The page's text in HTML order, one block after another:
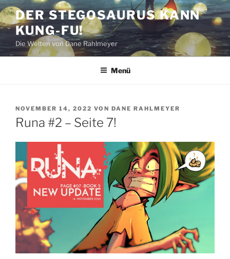
Zum
Inhalt
springen
DER STEGOSAURUS KANN
KUNG-FU!
Die Welten von Dane Rahlmeyer
Menü
VERÖFFENTLICHT
AM
NOVEMBER 14, 2022 VON DANE RAHLMEYER
Runa #2 – Seite 7!